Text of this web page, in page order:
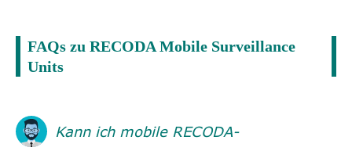
FAQs zu RECODA Mobile Surveillance
Units
Kann ich mobile RECODA-